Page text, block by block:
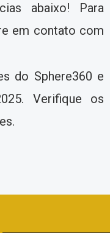
abaixo! Para
em contato com
do Sphere360 e
Verifique os